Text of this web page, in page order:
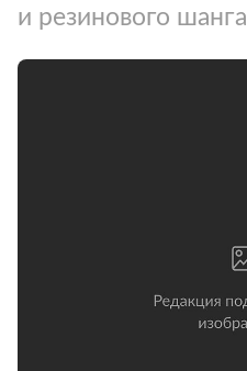
и резинового шанга